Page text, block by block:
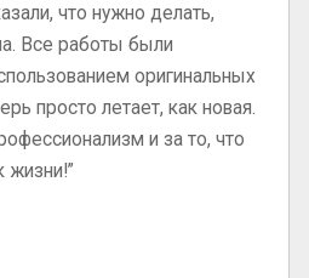
что нужно делать,
Все работы были
оригинальных
просто летает, как новая.
и за то, что
жизни!”